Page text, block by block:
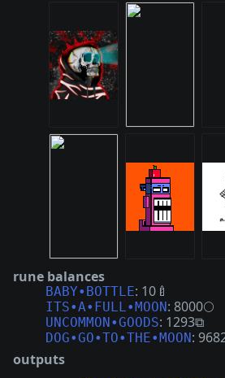
rune balances
BABY•BOTTLE: 10🍼
ITS•A•FULL•MOON: 8000🌕
UNCOMMON•GOODS: 1293⧉
DOG•GO•TO•THE•MOON:
outputs